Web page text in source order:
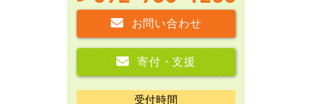
お問い合わせ
寄付・支援
受付時間